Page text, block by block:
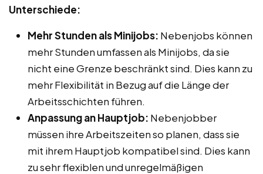
Unterschiede:
Mehr Stunden als Minijobs: Nebenjobs können
mehr Stunden umfassen als Minijobs, da sie
nicht eine Grenze beschränkt sind. Dies kann zu
mehr Flexibilität in Bezug auf die Länge der
Arbeitsschichten führen.
Anpassung an Hauptjob: Nebenjobber
müssen ihre Arbeitszeiten so planen, dass sie
mit ihrem Hauptjob kompatibel sind. Dies kann
zu sehr flexiblen und unregelmäßigen